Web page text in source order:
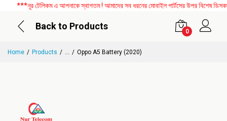
***নূর টেলিকম এ আপনাকে স্বাগতম ! আমাদের সব ধরনের মোবাইল পার্টসের উপর বিশেষ
Back to Products
0
Home Products ... Oppo A5 Battery (2020)